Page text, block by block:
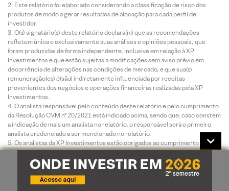
Este relatório foi elaborado considerando a classificação de risco dos
produtos de modo a gerar resultados de alocação para cada perfil de
investidor.
O(s) signatário(s) deste relatório declara(m) que as recomendações
refletem única e exclusivamente suas análises e opiniões pessoais, que
foram produzidas de forma independente, inclusive em relação à XP
Investimentos e que estão sujeitas a modificações sem aviso prévio em
decorrência de alterações nas condições de mercado, e que sua(s)
remuneração(es) é(são) indiretamente influenciada por receitas
provenientes dos negócios e operações financeiras realizadas pela XP
Investimentos.
O analista responsável pelo conteúdo deste relatório e pelo cumprimento
da Resolução CVM nº 20/2021 está indicado acima, sendo que, caso constem
a indicação de mais um analista no relatório, o responsável será o primeiro
analista credenciado a ser mencionado no relatório.
Os analistas da XP Investimentos estão obrigados ao cumprimento de
todas as regras previstas no Código de Conduta da APIMEC Brasil para o
Analista de Valores Mobiliários e na Política de Conduta dos Analistas de
Valores Mobiliários da XP Investimentos.
O atendimento de nossos clientes é realizado por empregados da XP